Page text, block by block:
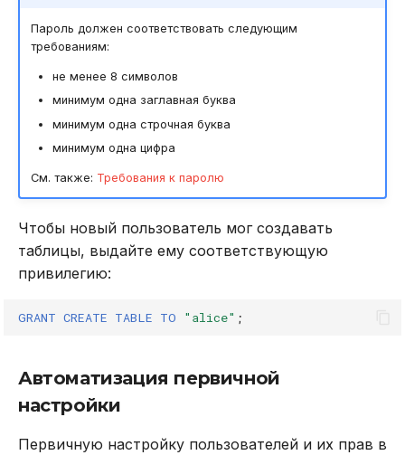
Пароль должен соответствовать следующим
требованиям:
не менее 8 символов
минимум одна заглавная буква
минимум одна строчная буква
минимум одна цифра
См. также: Требования к паролю
Чтобы новый пользователь мог создавать
таблицы, выдайте ему соответствующую
привилегию:
GRANT CREATE TABLE TO "alice" ;
Автоматизация первичной
настройки
Первичную настройку пользователей и их прав в